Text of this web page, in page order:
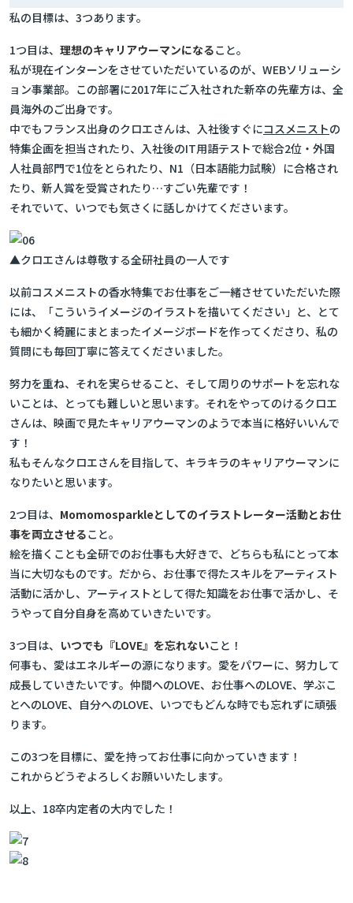
私の目標は、3つあります。
1つ目は、 理想のキャリアウーマンになること。
私が現在インターンをさせていただいているのが、WEBソリューシ
ョン事業部。この部署に2017年にご入社された新卒の先輩方は、全
員海外のご出身です。
中でもフランス出身のクロエさんは、入社後すぐにコスメニストの
特集企画を担当されたり、入社後のIT用語テストで総合2位・外国
人社員部門で1位をとられたり、N1（日本語能力試験）に合格され
たり、新人賞を受賞されたり…すごい先輩です！
それでいて、いつでも気さくに話しかけてくださいます。
▲クロエさんは尊敬する全研社員の一人です
以前コスメニストの香水特集でお仕事をご一緒させていただいた際
には、「こういうイメージのイラストを描いてください」と、とて
も細かく綺麗にまとまったイメージボードを作ってくださり、私の
質問にも毎回丁寧に答えてくださいました。
努力を重ね、それを実らせること、そして周りのサポートを忘れな
いことは、とっても難しいと思います。それをやってのけるクロエ
さんは、映画で見たキャリアウーマンのようで本当に格好いいんで
す！
私もそんなクロエさんを目指して、キラキラのキャリアウーマンに
なりたいと思います。
2つ目は、 Momomosparkleとしてのイラストレーター活動とお仕
事を両立させること。
絵を描くことも全研でのお仕事も大好きで、どちらも私にとって本
当に大切なものです。だから、お仕事で得たスキルをアーティスト
活動に活かし、アーティストとして得た知識をお仕事で活かし、そ
うやって自分自身を高めていきたいです。
3つ目は、 いつでも『LOVE』を忘れないこと！
何事も、愛はエネルギーの源になります。愛をパワーに、努力して
成長していきたいです。仲間へのLOVE、お仕事へのLOVE、学ぶこ
とへのLOVE、自分へのLOVE、いつでもどんな時でも忘れずに頑張
ります。
この3つを目標に、愛を持ってお仕事に向かっていきます！
これからどうぞよろしくお願いいたします。
以上、18卒内定者の大内でした！